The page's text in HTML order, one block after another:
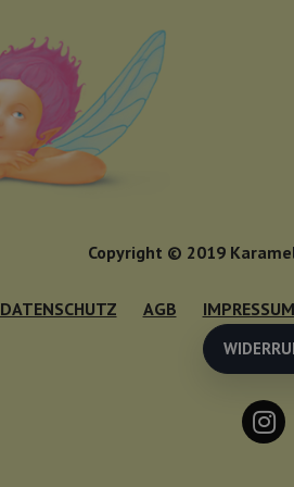
Copyright © 2019
DATENSCHUTZ AGB IMPRESSUM